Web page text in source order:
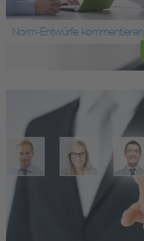
Norm-Entwürfe kommentieren